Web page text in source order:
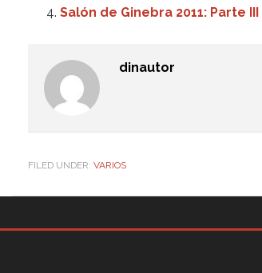
Salón de Ginebra 2011: Parte III
dinautor
FILED UNDER: VARIOS